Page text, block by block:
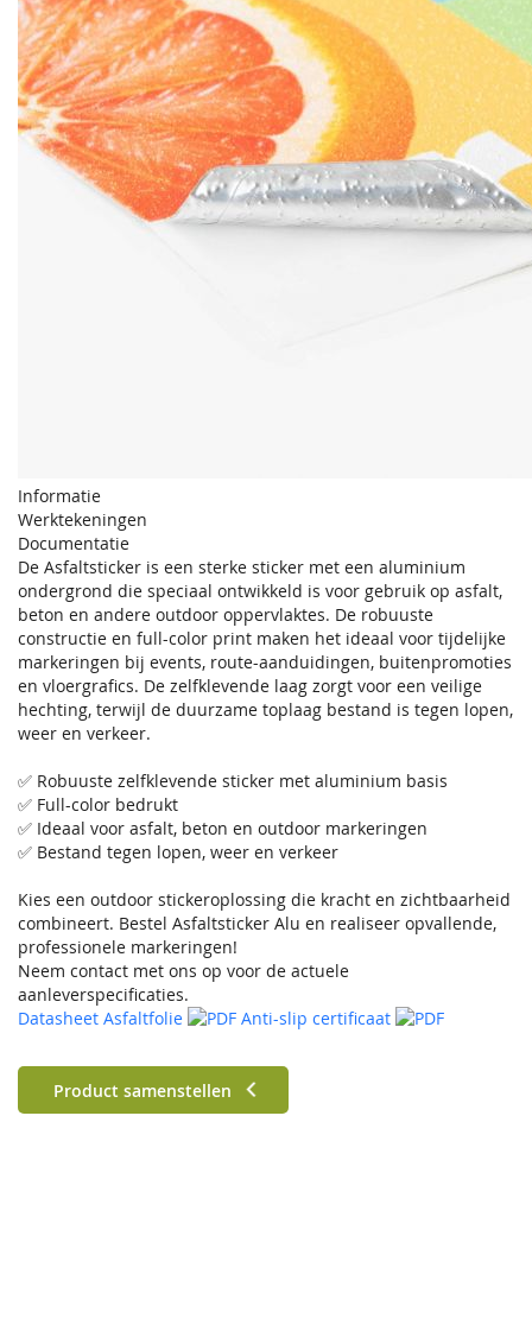
Informatie
Werktekeningen
Documentatie
De Asfaltsticker is een sterke sticker met een aluminium
ondergrond die speciaal ontwikkeld is voor gebruik op asfalt,
beton en andere outdoor oppervlaktes. De robuuste
constructie en full-color print maken het ideaal voor tijdelijke
markeringen bij events, route-aanduidingen, buitenpromoties
en vloergrafics. De zelfklevende laag zorgt voor een veilige
hechting, terwijl de duurzame toplaag bestand is tegen lopen,
weer en verkeer.
✅ Robuuste zelfklevende sticker met aluminium basis
✅ Full-color bedrukt
✅ Ideaal voor asfalt, beton en outdoor markeringen
✅ Bestand tegen lopen, weer en verkeer
Kies een outdoor stickeroplossing die kracht en zichtbaarheid
combineert. Bestel Asfaltsticker Alu en realiseer opvallende,
professionele markeringen!
Neem contact met ons op voor de actuele
aanleverspecificaties.
Datasheet Asfaltfolie
Anti-slip certificaat
Product samenstellen